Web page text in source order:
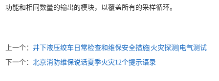
功能和相同数量的输出的模块，以覆盖所有的采样循环。
上一个：井下液压绞车日常检查和维保安全措施|火灾探测|电气测试
下一个：北京消防维保说话夏季火灾12个提示语录